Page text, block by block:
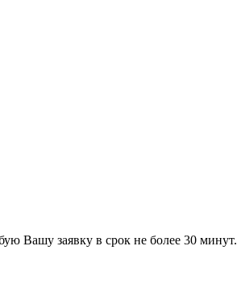
Вашу заявку в срок не более 30 минут.